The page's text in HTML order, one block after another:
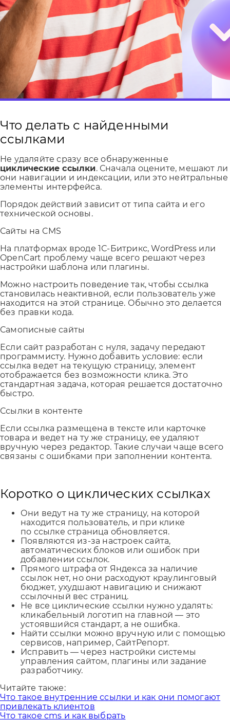
Что делать с найденными
ссылками
Не удаляйте сразу все обнаруженные
циклические ссылки. Сначала оцените, мешают ли
они навигации и индексации, или это нейтральные
элементы интерфейса.
Порядок действий зависит от типа сайта и его
технической основы.
Сайты на CMS
На платформах вроде 1С-Битрикс, WordPress или
OpenCart проблему чаще всего решают через
настройки шаблона или плагины.
Можно настроить поведение так, чтобы ссылка
становилась неактивной, если пользователь уже
находится на этой странице. Обычно это делается
без правки кода.
Самописные сайты
Если сайт разработан с нуля, задачу передают
программисту. Нужно добавить условие: если
ссылка ведет на текущую страницу, элемент
отображается без возможности клика. Это
стандартная задача, которая решается достаточно
быстро.
Ссылки в контенте
Если ссылка размещена в тексте или карточке
товара и ведет на ту же страницу, ее удаляют
вручную через редактор. Такие случаи чаще всего
связаны с ошибками при заполнении контента.
Коротко о циклических ссылках
Они ведут на ту же страницу, на которой
находится пользователь, и при клике
по ссылке страница обновляется.
Появляются из-за настроек сайта,
автоматических блоков или ошибок при
добавлении ссылок.
Прямого штрафа от Яндекса за наличие
ссылок нет, но они расходуют краулинговый
бюджет, ухудшают навигацию и снижают
ссылочный вес страниц.
Не все циклические ссылки нужно удалять:
кликабельный логотип на главной — это
устоявшийся стандарт, а не ошибка.
Найти ссылки можно вручную или с помощью
сервисов, например, СайтРепорт.
Исправить — через настройки системы
управления сайтом, плагины или задание
разработчику.
Читайте также:
Что такое внутренние ссылки и как они помогают
привлекать клиентов
Что такое cms и как выбрать